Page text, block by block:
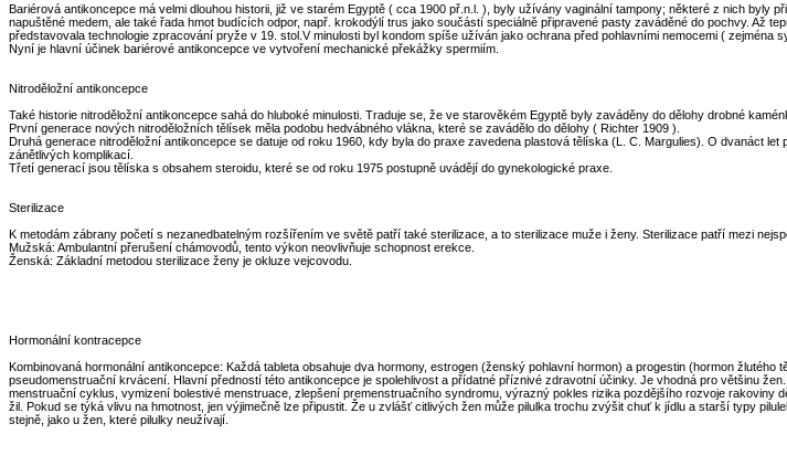
Bariérová antikoncepce má velmi dlouhou historii, již ve starém Egyptě ( cca 1900 př.n.l. ), byly užívány vaginální tampony; některé z nich
napuštěné medem, ale také řada hmot budících odpor, např. krokodýlí trus jako součástí speciálně připravené pasty zaváděné do pochvy.
představovala technologie zpracování pryže v 19. stol.V minulosti byl kondom spíše užíván jako ochrana před pohlavními nemocemi ( zejména
Nyní je hlavní účinek bariérové antikoncepce ve vytvoření mechanické překážky spermiím.
Nitroděložní antikoncepce
Také historie nitroděložní antikoncepce sahá do hluboké minulosti. Traduje se, že ve starověkém Egyptě byly zaváděny do dělohy drobné
První generace nových nitroděložních tělísek měla podobu hedvábného vlákna, které se zavádělo do dělohy ( Richter 1909 ).
Druhá generace nitroděložní antikoncepce se datuje od roku 1960, kdy byla do praxe zavedena plastová tělíska (L. C. Margulies). O dvanáct
zánětlivých komplikací.
Třetí generací jsou tělíska s obsahem steroidu, které se od roku 1975 postupně uvádějí do gynekologické praxe.
Sterilizace
K metodám zábrany početí s nezanedbatelným rozšířením ve světě patří také sterilizace, a to sterilizace muže i ženy. Sterilizace patří mezi
Mužská: Ambulantní přerušení chámovodů, tento výkon neovlivňuje schopnost erekce.
Ženská: Základní metodou sterilizace ženy je okluze vejcovodu.
Hormonální kontracepce
Kombinovaná hormonální antikoncepce: Každá tableta obsahuje dva hormony, estrogen (ženský pohlavní hormon) a progestin (hormon
pseudomenstruační krvácení. Hlavní předností této antikoncepce je spolehlivost a přídatné příznivé zdravotní účinky. Je vhodná pro většinu
menstruační cyklus, vymizení bolestivé menstruace, zlepšení premenstruačního syndromu, výrazný pokles rizika pozdějšího rozvoje
žil. Pokud se týká vlivu na hmotnost, jen výjimečně lze připustit. Že u zvlášť citlivých žen může pilulka trochu zvýšit chuť k jídlu a starší typy
stejně, jako u žen, které pilulky neužívají.